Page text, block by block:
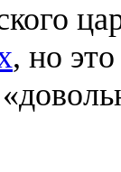
, но